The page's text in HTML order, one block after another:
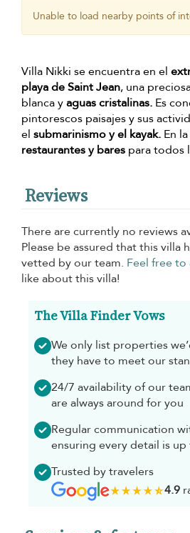
Unable to load nearby points of
Villa Nikki se encuentra en el
playa de Saint Jean, una
blanca yaguas cristalinas. Es
pintorescos paisajes y sus
el submarinismo y el kayak. En
restaurantes y bares para todos
Reviews
There are currently no reviews
Please be assured that this villa
vetted by our team. Feel free to
like about this villa!
The Villa Finder Vows
We only list properties
they have to meet our
24/7 availability of our
are always around for you
Regular communication
ensuring every detail is
Trusted by travelers
4.9